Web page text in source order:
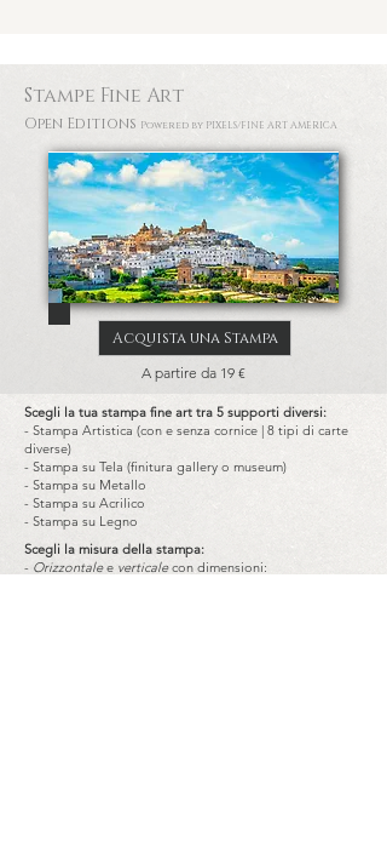
Stampe Fine Art
Open Editions Powered by PIXELS/FINE ART AMERICA
Acquista una Stampa
A partire da 19 €
Scegli la tua stampa fine art tra 5 supporti diversi:
- Stampa Artistica (con e senza cornice | 8 tipi di carte
diverse)
- Stampa su Tela (finitura gallery o museum)
- Stampa su Metallo
- Stampa su Acrilico
- Stampa su Legno
Scegli la misura della stampa:
- Orizzontalee verticalecon dimensioni: